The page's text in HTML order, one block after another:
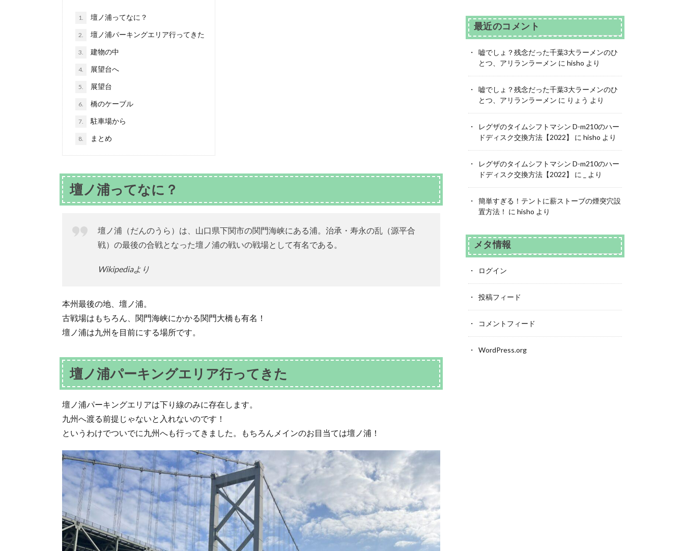
1. 壇ノ浦ってなに？
2. 壇ノ浦パーキングエリア行ってきた
3. 建物の中
4. 展望台へ
5. 展望台
6. 橋のケーブル
7. 駐車場から
8. まとめ
壇ノ浦ってなに？
壇ノ浦（だんのうら）は、山口県下関市の関門海峡にある浦。治承・寿永の乱（源平合
戦）の最後の合戦となった壇ノ浦の戦いの戦場として有名である。
Wikipediaより
本州最後の地、壇ノ浦。
古戦場はもちろん、関門海峡にかかる関門大橋も有名！
壇ノ浦は九州を目前にする場所です。
壇ノ浦パーキングエリア行ってきた
壇ノ浦パーキングエリアは下り線のみに存在します。
九州へ渡る前提じゃないと入れないのです！
というわけでついでに九州へも行ってきました。もちろんメインのお目当ては壇ノ浦！
最近のコメント
嘘でしょ？残念だった千葉3大ラーメンのひ
とつ、アリランラーメン に hisho より
嘘でしょ？残念だった千葉3大ラーメンのひ
とつ、アリランラーメン に りょう より
レグザのタイムシフトマシン D-m210のハー
ドディスク交換方法【2022】
に hisho より
レグザのタイムシフトマシン D-m210のハー
ドディスク交換方法【2022】
に より
簡単すぎる！テントに薪ストーブの煙突穴設
置方法！ に hisho より
メタ情報
ログイン
投稿フィード
コメントフィード
WordPress.org